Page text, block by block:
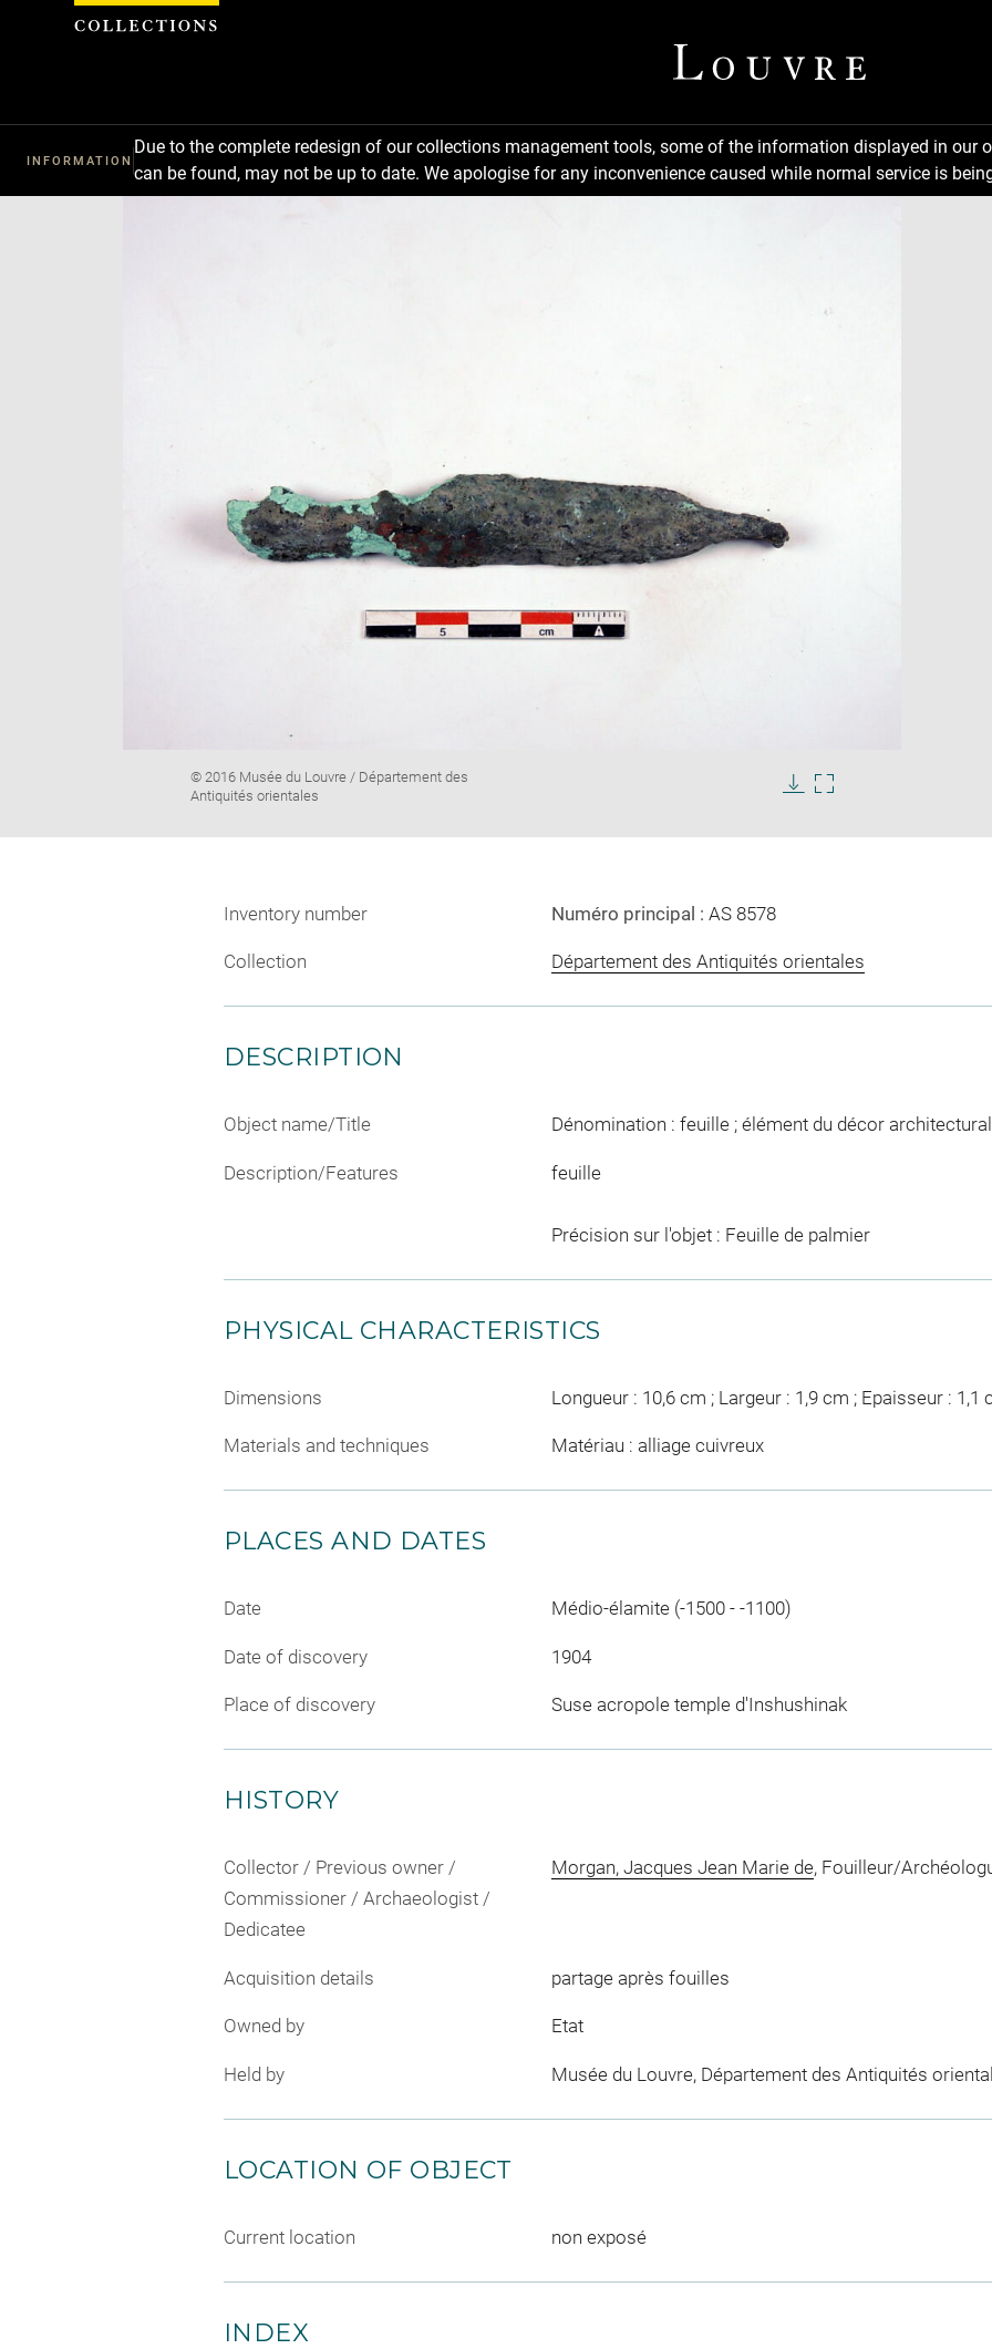
INFORMATION
Due to the complete redesign of our collections management tools, some of the information displayed in
can be found, may not be up to date. We apologise for any inconvenience caused while normal service is
Image
caption:
© 2016 Musée du Louvre / Département des
Antiquités orientales
Inventory number Numéro principal : AS 8578
Collection Département des Antiquités orientales
DESCRIPTION
Object name/Title Dénomination : feuille ; élément du décor architectural
Description/Features feuille
Précision sur l'objet : Feuille de palmier
PHYSICAL CHARACTERISTICS
Dimensions Longueur : 10,6 cm ; Largeur : 1,9 cm ; Epaisseur : 1,1
Materials and techniques Matériau : alliage cuivreux
PLACES AND DATES
Date Médio-élamite (-1500 - -1100)
Date of discovery 1904
Place of discovery Suse acropole temple d'Inshushinak
HISTORY
Collector / Previous owner /
Commissioner / Archaeologist /
Dedicatee
Morgan, Jacques Jean Marie de, Fouilleur/
Acquisition details partage après fouilles
Owned by Etat
Held by Musée du Louvre, Département des Antiquités
LOCATION OF OBJECT
Current location non exposé
INDEX
Cookies management panel